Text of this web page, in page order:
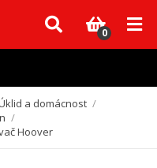
dílů, které nejsou skladem,
pochopení.
0
a domácnost /
/
Hoover